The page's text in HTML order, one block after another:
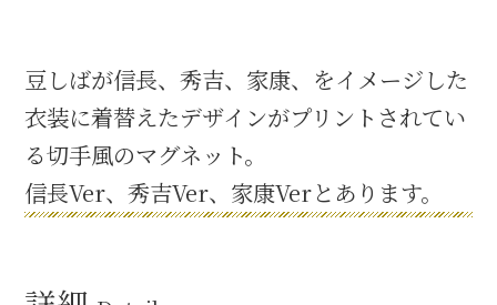
徳川家康と名古屋の関係
家康関連 史跡 一覧
家康グルメ・土産 一覧
豆しばが信長、秀吉、家康、をイメージした
衣装に着替えたデザインがプリントされてい
る切手風のマグネット。
信長Ver、秀吉Ver、家康Verとあります。